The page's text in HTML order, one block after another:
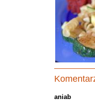
aniab